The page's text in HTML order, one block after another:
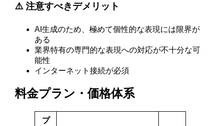
⚠️ 注意すべきデメリット
AI生成のため、極めて個性的な表現には限界が
ある
業界特有の専門的な表現への対応が不十分な可
能性
インターネット接続が必須
料金プラン・価格体系
プ